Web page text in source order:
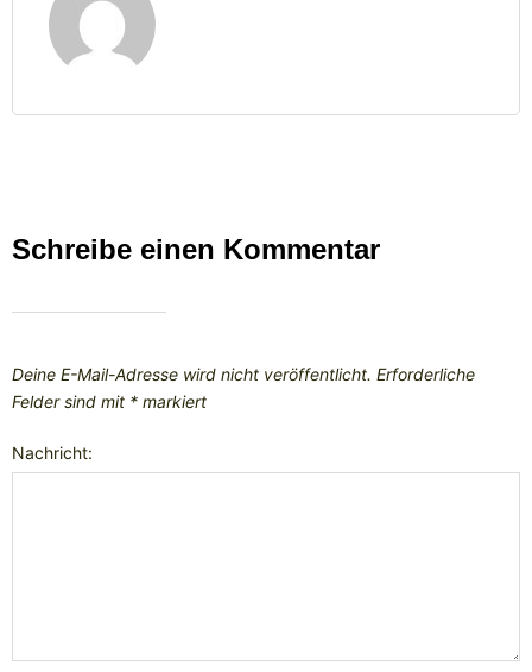
Schreibe einen Kommentar
Deine E-Mail-Adresse wird nicht veröffentlicht. Erforderliche
Felder sind mit * markiert
Nachricht: